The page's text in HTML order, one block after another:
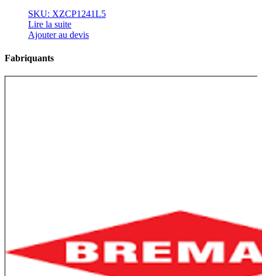
SKU: XZCP1241L5
Lire la suite
Ajouter au devis
Fabriquants